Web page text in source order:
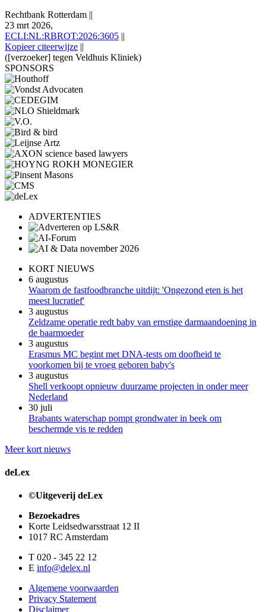
Rechtbank Rotterdam ||
23 mrt 2026,
ECLI:NL:RBROT:2026:3605 ||
Kopieer citeerwijze ||
([verzoeker] tegen Veldhuis Kliniek)
SPONSORS
ADVERTENTIES
KORT NIEUWS
6 augustus
Waarom de fastfoodbranche uitdijt: 'Ongezond eten is het
meest lucratief'
3 augustus
Zeldzame operatie redt baby van ernstige darmaandoening in
de baarmoeder
3 augustus
Erasmus MC begint met DNA-tests om doofheid te
voorkomen bij te vroeg geboren baby's
3 augustus
Shell verkoopt opnieuw duurzame projecten in onder meer
Nederland
30 juli
Brabants waterschap pompt grondwater in beek om
beschermde vis te redden
Meer kort nieuws
deLex
©Uitgeverij deLex
Bezoekadres
Korte Leidsedwarsstraat 12 II
1017 RC Amsterdam
T 020 - 345 22 12
E info@delex.nl
Algemene voorwaarden
Privacy Statement
Disclaimer